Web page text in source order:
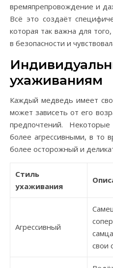
времяпрепровождение и
Всё это создаёт
которая так важна для
в безопасности и
ухаживаниям
Каждый медведь имеет
может зависеть от его
предпочтений.
более агрессивными, в то
более осторожный и
Стиль
ухаживания
Агрессивный
свои